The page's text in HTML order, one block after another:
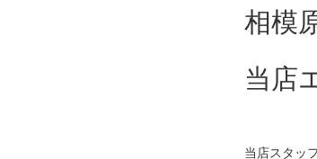
相模
当店
当店スタッ